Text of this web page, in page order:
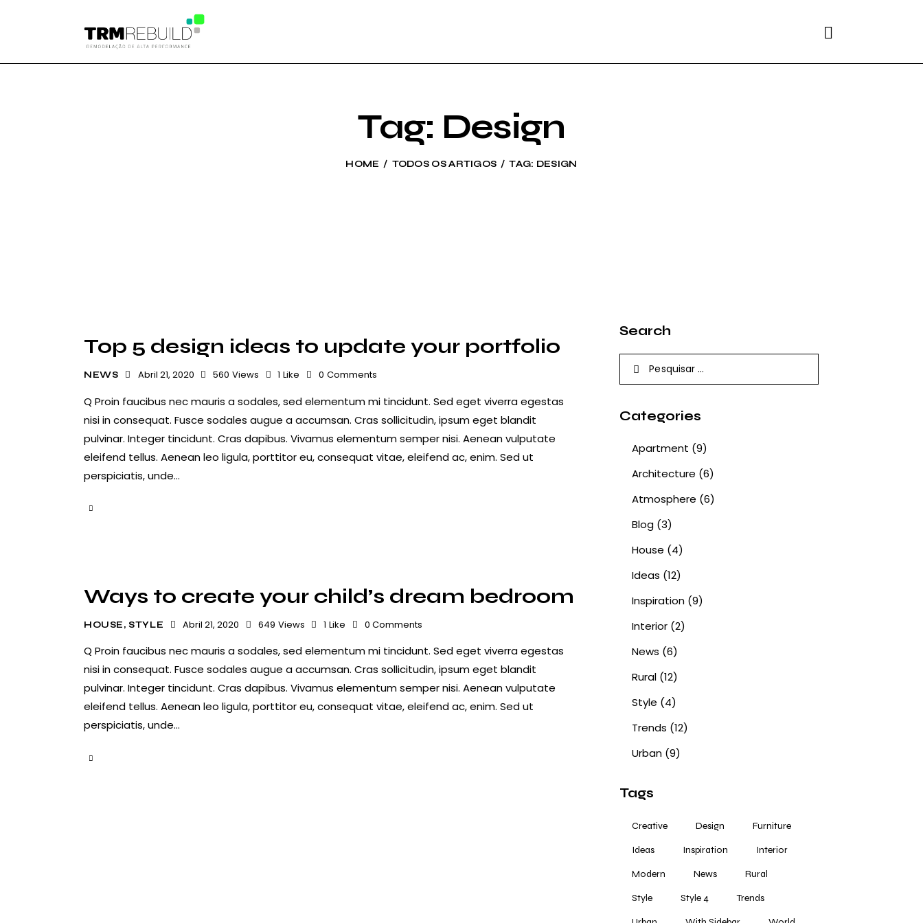
Search
Tag: Design
HOME TODOS OS ARTIGOS TAG: DESIGN
Top 5 design ideas to update your portfolio
NEWS Abril 21, 2020 560 Views 1 Like 0 Comments
Q Proin faucibus nec mauris a sodales, sed elementum mi tincidunt. Sed eget viverra egestas
nisi in consequat. Fusce sodales augue a accumsan. Cras sollicitudin, ipsum eget blandit
pulvinar. Integer tincidunt. Cras dapibus. Vivamus elementum semper nisi. Aenean vulputate
eleifend tellus. Aenean leo ligula, porttitor eu, consequat vitae, eleifend ac, enim. Sed ut
perspiciatis, unde…
Ways to create your child’s dream bedroom
HOUSE,STYLE Abril 21, 2020 649 Views 1 Like 0 Comments
Q Proin faucibus nec mauris a sodales, sed elementum mi tincidunt. Sed eget viverra egestas
nisi in consequat. Fusce sodales augue a accumsan. Cras sollicitudin, ipsum eget blandit
pulvinar. Integer tincidunt. Cras dapibus. Vivamus elementum semper nisi. Aenean vulputate
eleifend tellus. Aenean leo ligula, porttitor eu, consequat vitae, eleifend ac, enim. Sed ut
perspiciatis, unde…
Search
Pesquisar
por:
Categories
Apartment (9)
Architecture (6)
Atmosphere (6)
Blog (3)
House (4)
Ideas (12)
Inspiration (9)
Interior (2)
News (6)
Rural (12)
Style (4)
Trends (12)
Urban (9)
Tags
Creative Design Furniture
Ideas Inspiration Interior
Modern News Rural
Style Style 4 Trends